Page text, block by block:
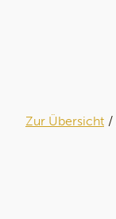
Zur Übersicht